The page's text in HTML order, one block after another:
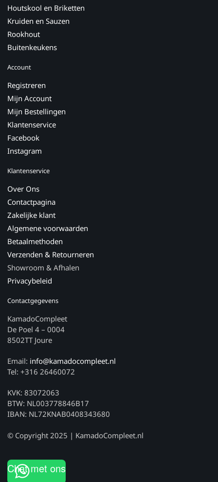
Houtskool en Briketten
Kruiden en Sauzen
Rookhout
Buitenkeukens
Account
Registreren
Mijn Account
Mijn Bestellingen
Klantenservice
Facebook
Instagram
Klantenservice
Over Ons
Contactpagina
Zakelijke klant
Algemene voorwaarden
Betaalmethoden
Verzenden & Retourneren
Showroom & Afhalen
Privacybeleid
Contactgegevens
KamadoCompleet
De Poel 4 – 0004
8502TT Joure
Email: info@kamadocompleet.nl
Tel: +316 26460072
KVK: 83072063
BTW: NL003778846B17
IBAN: NL72KNAB0408343680
© Copyright 2025 | KamadoCompleet.nl
Chat met ons